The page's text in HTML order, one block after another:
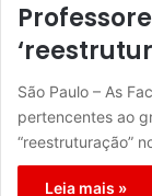
São Paulo – As
pertencentes ao
“reestruturação”
Leia mais »